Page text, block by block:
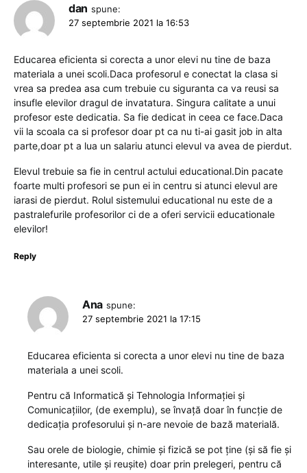
dan spune:
27 septembrie 2021 la 16:53
Educarea eficienta si corecta a unor elevi nu tine de baza
materiala a unei scoli.Daca profesorul e conectat la clasa si
vrea sa predea asa cum trebuie cu siguranta ca va reusi sa
insufle elevilor dragul de invatatura. Singura calitate a unui
profesor este dedicatia. Sa fie dedicat in ceea ce face.Daca
vii la scoala ca si profesor doar pt ca nu ti-ai gasit job in alta
parte,doar pt a lua un salariu atunci elevul va avea de pierdut.
Elevul trebuie sa fie in centrul actului educational.Din pacate
foarte multi profesori se pun ei in centru si atunci elevul are
iarasi de pierdut. Rolul sistemului educational nu este de a
pastralefurile profesorilor ci de a oferi servicii educationale
elevilor!
Reply
Ana spune:
27 septembrie 2021 la 17:15
Educarea eficienta si corecta a unor elevi nu tine de baza
materiala a unei scoli.
Pentru că Informatică și Tehnologia Informației și
Comunicațiilor, (de exemplu), se învață doar în funcție de
dedicația profesorului și n-are nevoie de bază materială.
Sau orele de biologie, chimie și fizică se pot ține (și să fie și
interesante, utile și reușite) doar prin prelegeri, pentru că